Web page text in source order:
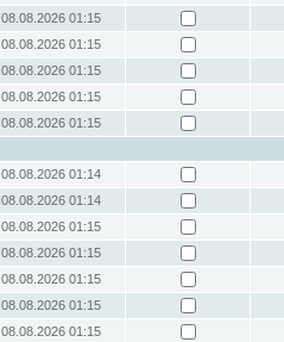
08.08.2026 01:15
08.08.2026 01:15
08.08.2026 01:15
08.08.2026 01:15
08.08.2026 01:15
08.08.2026 01:14
08.08.2026 01:14
08.08.2026 01:15
08.08.2026 01:15
08.08.2026 01:15
08.08.2026 01:15
08.08.2026 01:15